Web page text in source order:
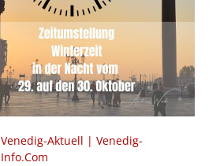
Venedig-Aktuell | Venedig-
Info.Com